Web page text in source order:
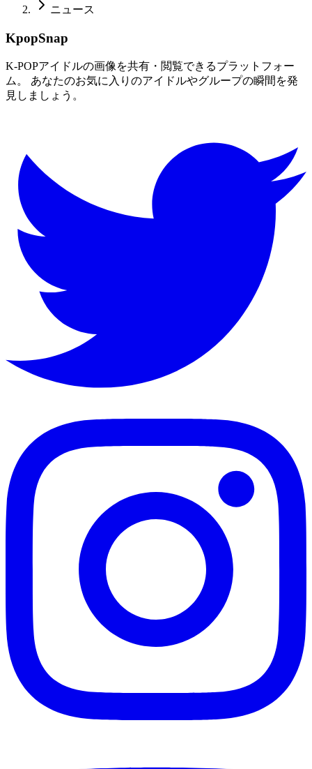
ニュース
KpopSnap
K-POPアイドルの画像を共有・閲覧できるプラットフォー
ム。 あなたのお気に入りのアイドルやグループの瞬間を発
見しましょう。